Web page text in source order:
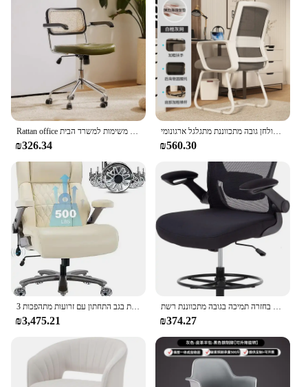
₪326.34
כיסא אוכל סלון כסאות חדר אנימה גיימר משרד שולחן גובה מתכווננת מתגלגל ארגונומי silla de escritorio עיצוב זול
₪560.30
₪3,475.21 ₪374.27